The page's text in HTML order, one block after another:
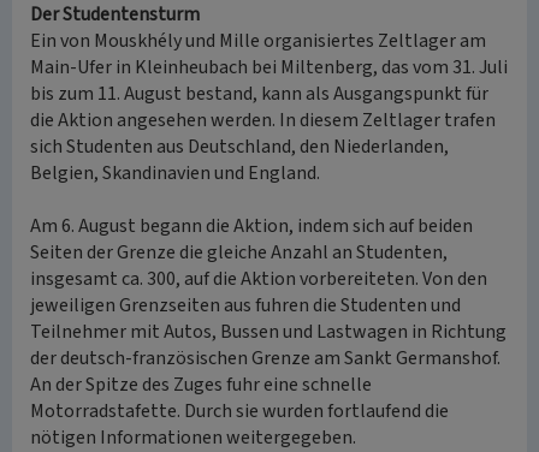
Der Studentensturm
Ein von Mouskhély und Mille organisiertes Zeltlager am
Main-Ufer in Kleinheubach bei Miltenberg, das vom 31. Juli
bis zum 11. August bestand, kann als Ausgangspunkt für
die Aktion angesehen werden. In diesem Zeltlager trafen
sich Studenten aus Deutschland, den Niederlanden,
Belgien, Skandinavien und England.
Am 6. August begann die Aktion, indem sich auf beiden
Seiten der Grenze die gleiche Anzahl an Studenten,
insgesamt ca. 300, auf die Aktion vorbereiteten. Von den
jeweiligen Grenzseiten aus fuhren die Studenten und
Teilnehmer mit Autos, Bussen und Lastwagen in Richtung
der deutsch-französischen Grenze am Sankt Germanshof.
An der Spitze des Zuges fuhr eine schnelle
Motorradstafette. Durch sie wurden fortlaufend die
nötigen Informationen weitergegeben.